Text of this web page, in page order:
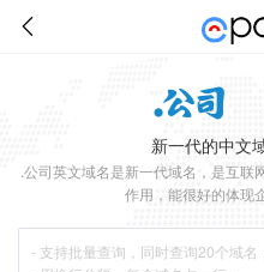
新一代的中文
.公司英文域名是新一代域名，是互
作用，能很好的体现